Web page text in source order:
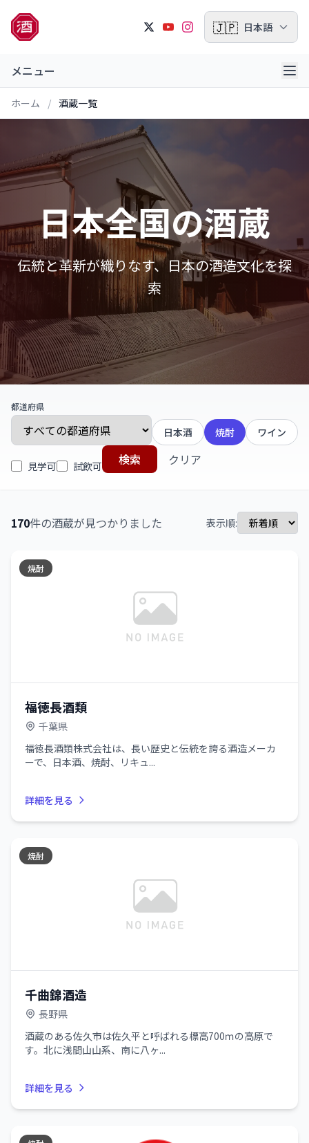
🇯🇵 日本語
メニュー
ホーム / 酒蔵一覧
日本全国の酒蔵
伝統と革新が織りなす、日本の酒造文化を探
索
都道府県
日本酒 焼酎 ワイン
見学可 試飲可 検索 クリア
170件の酒蔵が見つかりました 表示順:
焼酎
福徳長酒類
千葉県
福徳長酒類株式会社は、長い歴史と伝統を誇る酒造メーカ
ーで、日本酒、焼酎、リキュ...
詳細を見る
焼酎
千曲錦酒造
長野県
酒蔵のある佐久市は佐久平と呼ばれる標高700ｍの高原で
す。北に浅間山山系、南に八ヶ...
詳細を見る